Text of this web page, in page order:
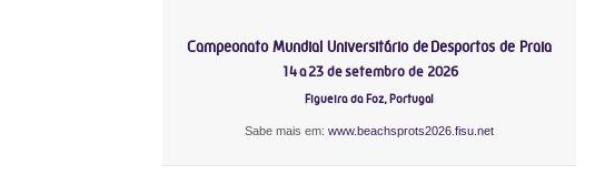
Campeonato Mundial Universitário de Desportos de Praia
14 a 23 de setembro de 2026
Figueira da Foz, Portugal
Sabe mais em:www.beachsprots2026.fisu.net